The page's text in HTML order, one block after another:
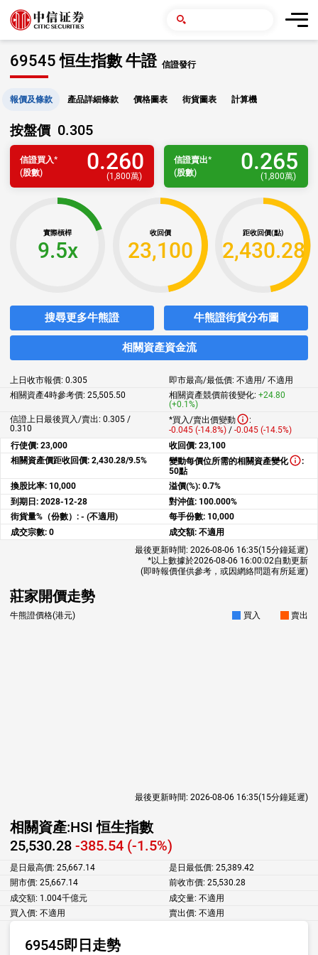
69545 恒生指數 牛證 信證發行
報價及條款 產品詳細條款 價格圖表 街貨圖表 計算機
按盤價 0.305
信證買入*
(股數)
0.260
(1,800萬)
信證賣出*
(股數)
0.265
(1,800萬)
實際槓桿
9.5x
收回價
23,100
距收回價(點)
2,430.28
搜尋更多牛熊證 牛熊證街貨分布圖
相關資產資金流
上日收市報價: 0.305 即市最高/最低價: 不適用/ 不適用
相關資產4時參考價: 25,505.50 相關資產競價前後變化: +24.80
(+0.1%)
信證上日最後買入/賣出: 0.305 /
0.310
*買入/賣出價變動
:
-0.045 (-14.8%) / -0.045 (-14.5%)
行使價: 23,000 收回價: 23,100
相關資產價距收回價: 2,430.28/9.5% 變動每價位所需的相關資產變化
:
50點
換股比率: 10,000 溢價(%): 0.7%
到期日: 2028-12-28 對沖值: 100.000%
街貨量%（份數）: - (不適用) 每手份數: 10,000
成交宗數: 0 成交額: 不適用
最後更新時間: 2026-08-06 16:35(15分鐘延遲)
*以上數據於2026-08-06 16:00:02自動更新
(即時報價僅供參考，或因網絡問題有所延遲)
莊家開價走勢
牛熊證價格(港元) 買入 賣出
最後更新時間: 2026-08-06 16:35(15分鐘延遲)
相關資產:HSI 恒生指數
25,530.28 -385.54 (-1.5%)
是日最高價: 25,667.14 是日最低價: 25,389.42
開市價: 25,667.14 前收市價: 25,530.28
成交額: 1.004千億元 成交量: 不適用
買入價: 不適用 賣出價: 不適用
69545即日走勢